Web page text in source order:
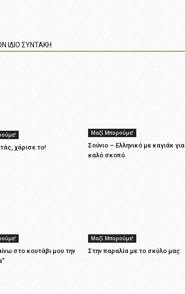
ΙΔΙΟ ΣΥΝΤΑΚΗ
χάρισε το!
Μαζί Μπορούμε!
Σούνιο – Ελληνικό με καγιάκ για
καλό σκοπό
στο κουτάβι μου την
Μαζί Μπορούμε!
Στην παραλία με το σκύλο μας